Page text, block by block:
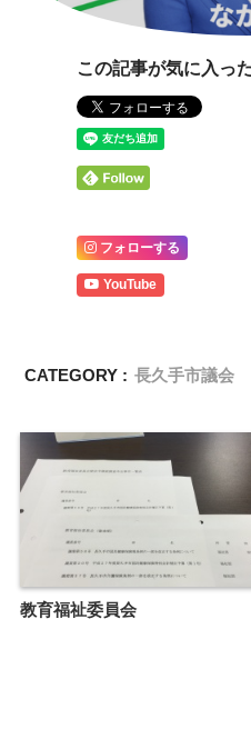
この記事が気に入っ
フォローする
YouTube
CATEGORY : 長久手市議会
教育福祉委員会